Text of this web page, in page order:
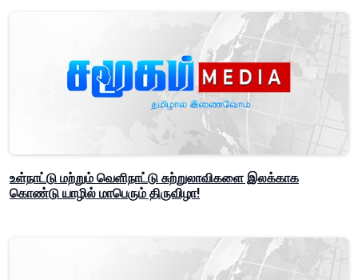
உள்நாட்டு மற்றும் வெளிநாட்டு சுற்றுலாவிகளை இலக்காக
கொண்டு யாழில் மாபெரும் திருவிழா!